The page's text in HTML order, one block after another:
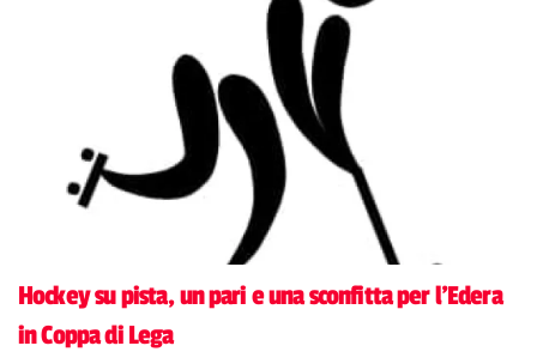
Hockey su pista, un pari e una sconfitta per l'Edera
in Coppa di Lega